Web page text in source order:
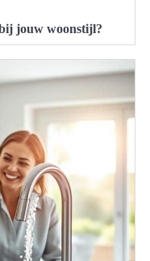
bij jouw woonstijl?